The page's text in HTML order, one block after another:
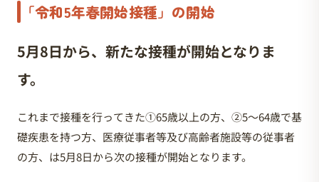
「令和5年春開始接種」の開始
5月8日から、新たな接種が開始となりま
す。
これまで接種を行ってきた①65歳以上の方、②5〜64歳で基
礎疾患を持つ方、医療従事者等及び高齢者施設等の従事者
の方、は5月8日から次の接種が開始となります。